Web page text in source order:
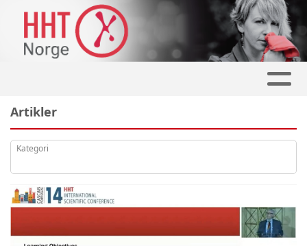
Artikler
Kategori